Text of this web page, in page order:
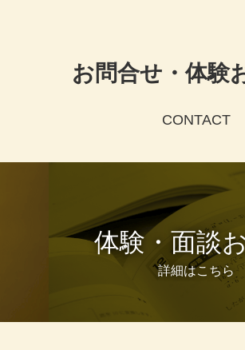
お問合せ・体験
CONTACT
体験・面談
詳細はこちら